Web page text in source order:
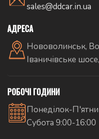
sales@ddcar.in.ua
АДРЕСА
Нововолинськ,
Іваничівське
РОБОЧІ ГОДИНИ
Понеділок-
Субота 9:00-16:00